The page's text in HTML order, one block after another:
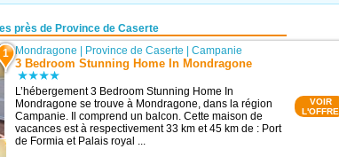
près de Province de Caserte
1 Mondragone | Province de Caserte |Campanie
3 Bedroom Stunning Home In Mondragone
L’hébergement 3 Bedroom Stunning Home In
Mondragone se trouve à Mondragone, dans la région
Campanie. Il comprend un balcon. Cette maison de
vacances est à respectivement 33 km et 45 km de : Port
de Formia et Palais royal ...
VOIR
L'OFFRE